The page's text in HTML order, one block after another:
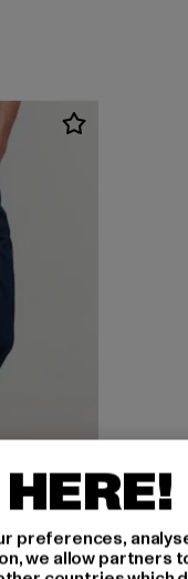
EUR
preferences,
we allow partners